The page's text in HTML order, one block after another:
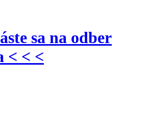
sa na odber
< < <